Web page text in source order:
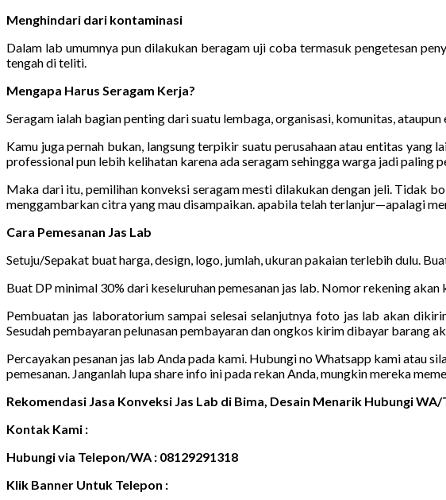
Menghindari dari kontaminasi
Dalam lab umumnya pun dilakukan beragam uji coba termasuk pengetesan
tengah di teliti.
Mengapa Harus Seragam Kerja?
Seragam ialah bagian penting dari suatu lembaga, organisasi, komunitas,
Kamu juga pernah bukan, langsung terpikir suatu perusahaan atau entitas yang
professional pun lebih kelihatan karena ada seragam sehingga warga jadi
Maka dari itu, pemilihan konveksi seragam mesti dilakukan dengan jeli. Tidak
menggambarkan citra yang mau disampaikan. apabila telah terlanjur—apalagi
Cara Pemesanan Jas Lab
Setuju/Sepakat buat harga, design, logo, jumlah, ukuran pakaian terlebih dulu.
Buat DP minimal 30% dari keseluruhan pemesanan jas lab. Nomor rekening
Pembuatan jas laboratorium sampai selesai selanjutnya foto jas lab akan
Sesudah pembayaran pelunasan pembayaran dan ongkos kirim dibayar barang
Percayakan pesanan jas lab Anda pada kami. Hubungi no Whatsapp kami atau
pemesanan. Janganlah lupa share info ini pada rekan Anda, mungkin mereka
Rekomendasi Jasa Konveksi Jas Lab di Bima, Desain Menarik Hubungi
Kontak Kami :
Hubungi via Telepon/WA : 08129291318
Klik Banner Untuk Telepon :